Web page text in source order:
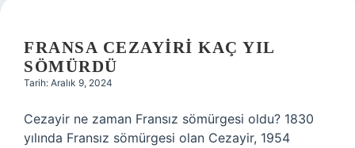
FRANSA CEZAYIRI KAÇ YIL
SÖMÜRDÜ
Tarih: Aralık 9, 2024
Cezayir ne zaman Fransız sömürgesi oldu? 1830
yılında Fransız sömürgesi olan Cezayir, 1954